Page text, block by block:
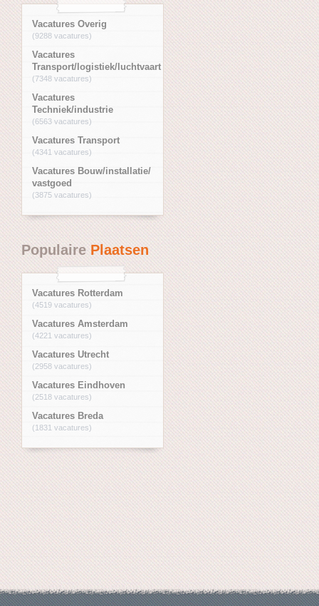
Vacatures Overig
(9288 vacatures)
Vacatures
Transport/logistiek/luchtvaart
(7348 vacatures)
Vacatures
Techniek/industrie
(6563 vacatures)
Vacatures Transport
(4341 vacatures)
Vacatures Bouw/installatie/
vastgoed
(3875 vacatures)
PopulairePlaatsen
Vacatures Rotterdam
(4519 vacatures)
Vacatures Amsterdam
(4221 vacatures)
Vacatures Utrecht
(2958 vacatures)
Vacatures Eindhoven
(2518 vacatures)
Vacatures Breda
(1831 vacatures)